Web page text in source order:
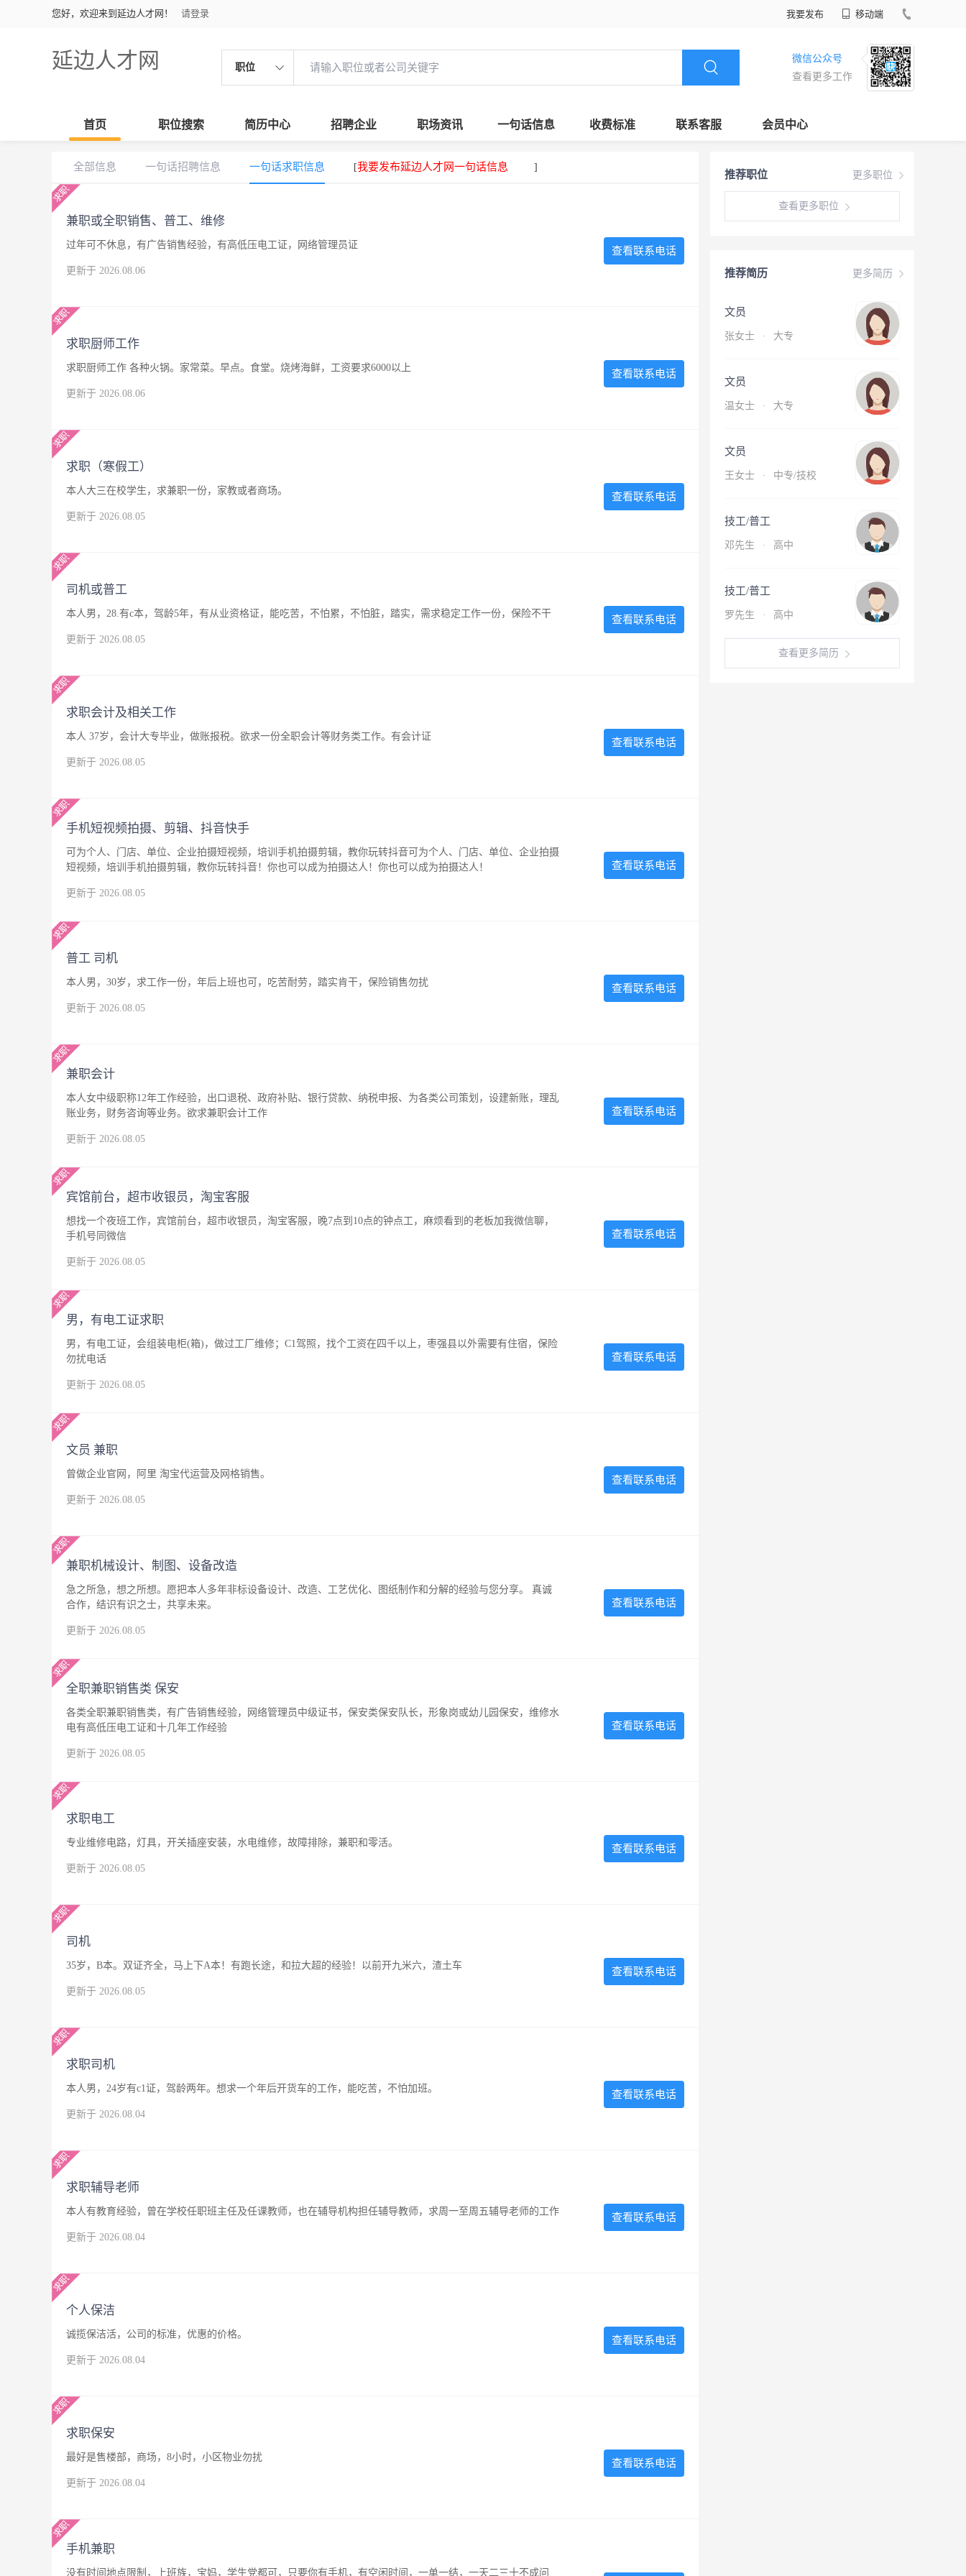
您好，欢迎来到延边人才网！ 请登录 我要发布 移动端
延边人才网 职位
微信公众号
查看更多工作
首页 职位搜索 简历中心 招聘企业 职场资讯 一句话信息 收费标准 联系客服 会员中心
更多职位
推荐职位
查看更多职位
更多简历
推荐简历
文员
张女士 · 大专
文员
温女士 · 大专
文员
王女士 · 中专/技校
技工/普工
邓先生 · 高中
技工/普工
罗先生 · 高中
查看更多简历
全部信息 一句话招聘信息 一句话求职信息 [我要发布延边人才网一句话信息 ]
兼职或全职销售、普工、维修
过年可不休息，有广告销售经验，有高低压电工证，网络管理员证
更新于 2026.08.06
查看联系电话
求职厨师工作
求职厨师工作 各种火锅。家常菜。早点。食堂。烧烤海鲜，工资要求6000以上
更新于 2026.08.06
查看联系电话
求职（寒假工）
本人大三在校学生，求兼职一份，家教或者商场。
更新于 2026.08.05
查看联系电话
司机或普工
本人男，28.有c本，驾龄5年，有从业资格证，能吃苦，不怕累，不怕脏，踏实，需求稳定工作一份，保险不干
更新于 2026.08.05
查看联系电话
求职会计及相关工作
本人 37岁，会计大专毕业，做账报税。欲求一份全职会计等财务类工作。有会计证
更新于 2026.08.05
查看联系电话
手机短视频拍摄、剪辑、抖音快手
可为个人、门店、单位、企业拍摄短视频，培训手机拍摄剪辑，教你玩转抖音可为个人、门店、单位、企业拍摄
短视频，培训手机拍摄剪辑，教你玩转抖音！你也可以成为拍摄达人！你也可以成为拍摄达人！
更新于 2026.08.05
查看联系电话
普工 司机
本人男，30岁，求工作一份，年后上班也可，吃苦耐劳，踏实肯干，保险销售勿扰
更新于 2026.08.05
查看联系电话
兼职会计
本人女中级职称12年工作经验，出口退税、政府补贴、银行贷款、纳税申报、为各类公司策划，设建新账，理乱
账业务，财务咨询等业务。欲求兼职会计工作
更新于 2026.08.05
查看联系电话
宾馆前台，超市收银员，淘宝客服
想找一个夜班工作，宾馆前台，超市收银员，淘宝客服，晚7点到10点的钟点工，麻烦看到的老板加我微信聊，
手机号同微信
更新于 2026.08.05
查看联系电话
男，有电工证求职
男，有电工证，会组装电柜(箱)，做过工厂维修；C1驾照，找个工资在四千以上，枣强县以外需要有住宿，保险
勿扰电话
更新于 2026.08.05
查看联系电话
文员 兼职
曾做企业官网，阿里 淘宝代运营及网格销售。
更新于 2026.08.05
查看联系电话
兼职机械设计、制图、设备改造
急之所急，想之所想。愿把本人多年非标设备设计、改造、工艺优化、图纸制作和分解的经验与您分享。 真诚
合作，结识有识之士，共享未来。
更新于 2026.08.05
查看联系电话
全职兼职销售类 保安
各类全职兼职销售类，有广告销售经验，网络管理员中级证书，保安类保安队长，形象岗或幼儿园保安，维修水
电有高低压电工证和十几年工作经验
更新于 2026.08.05
查看联系电话
求职电工
专业维修电路，灯具，开关插座安装，水电维修，故障排除，兼职和零活。
更新于 2026.08.05
查看联系电话
司机
35岁，B本。双证齐全，马上下A本！有跑长途，和拉大超的经验！以前开九米六，渣土车
更新于 2026.08.05
查看联系电话
求职司机
本人男，24岁有c1证，驾龄两年。想求一个年后开货车的工作，能吃苦，不怕加班。
更新于 2026.08.04
查看联系电话
求职辅导老师
本人有教育经验，曾在学校任职班主任及任课教师，也在辅导机构担任辅导教师，求周一至周五辅导老师的工作
更新于 2026.08.04
查看联系电话
个人保洁
诚揽保洁活，公司的标准，优惠的价格。
更新于 2026.08.04
查看联系电话
求职保安
最好是售楼部，商场，8小时，小区物业勿扰
更新于 2026.08.04
查看联系电话
手机兼职
没有时间地点限制，上班族，宝妈，学生党都可，只要你有手机，有空闲时间，一单一结，一天二三十不成问